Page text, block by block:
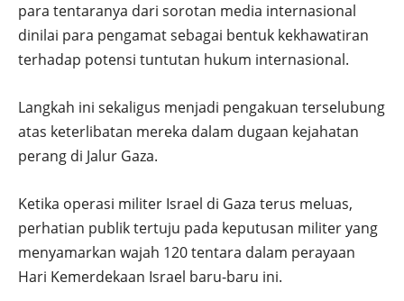
para tentaranya dari sorotan media internasional
dinilai para pengamat sebagai bentuk kekhawatiran
terhadap potensi tuntutan hukum internasional.
Langkah ini sekaligus menjadi pengakuan terselubung
atas keterlibatan mereka dalam dugaan kejahatan
perang di Jalur Gaza.
Ketika operasi militer Israel di Gaza terus meluas,
perhatian publik tertuju pada keputusan militer yang
menyamarkan wajah 120 tentara dalam perayaan
Hari Kemerdekaan Israel baru-baru ini.